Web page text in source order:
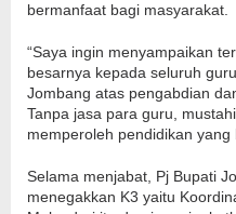
bermanfaat bagi masyarakat.
“Saya ingin menyampaikan
besarnya kepada seluruh
Jombang atas pengabdian
Tanpa jasa para guru,
memperoleh pendidikan yang
Selama menjabat, Pj Bupati
menegakkan K3 yaitu